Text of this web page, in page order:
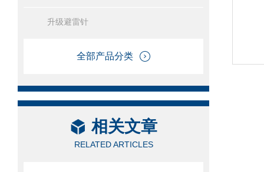
升级避雷针
全部产品分类
相关文章
RELATED ARTICLES